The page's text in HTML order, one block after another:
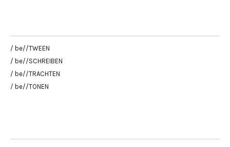
/ be//TWEEN
/ be//SCHREIBEN
/ be//TRACHTEN
/ be//TONEN